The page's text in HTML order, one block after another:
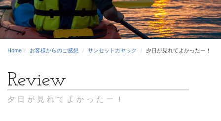
Home お客様からのご感想 サンセットカヤック 夕日が見れてよかったー！
夕日が見れてよかったー！